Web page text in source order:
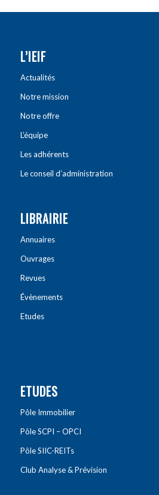
L’IEIF
Actualités
Notre mission
Notre offre
L’équipe
Les adhérents
Le conseil d’administration
LIBRAIRIE
Annuaires
Ouvrages
Revues
Évènements
Etudes
ETUDES
Pôle Immobilier
Pôle SCPI – OPCI
Pôle SIIC-REITs
Club Analyse & Prévision